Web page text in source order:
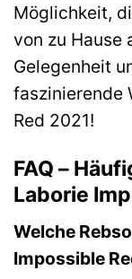
Möglichkeit,
von zu Hause
Gelegenheit
faszinierende
Red 2021!
FAQ –
Laborie
Welche
Impossible